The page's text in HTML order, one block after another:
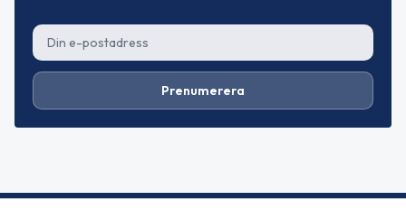
Prenumerera